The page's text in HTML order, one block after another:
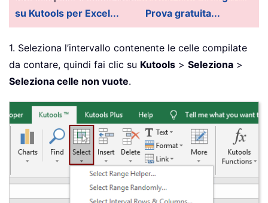
su Kutools per Excel...
Prova gratuita...
1. Seleziona l’intervallo contenente le celle compilate
da contare, quindi fai clic su Kutools > Seleziona >
Seleziona celle non vuote.